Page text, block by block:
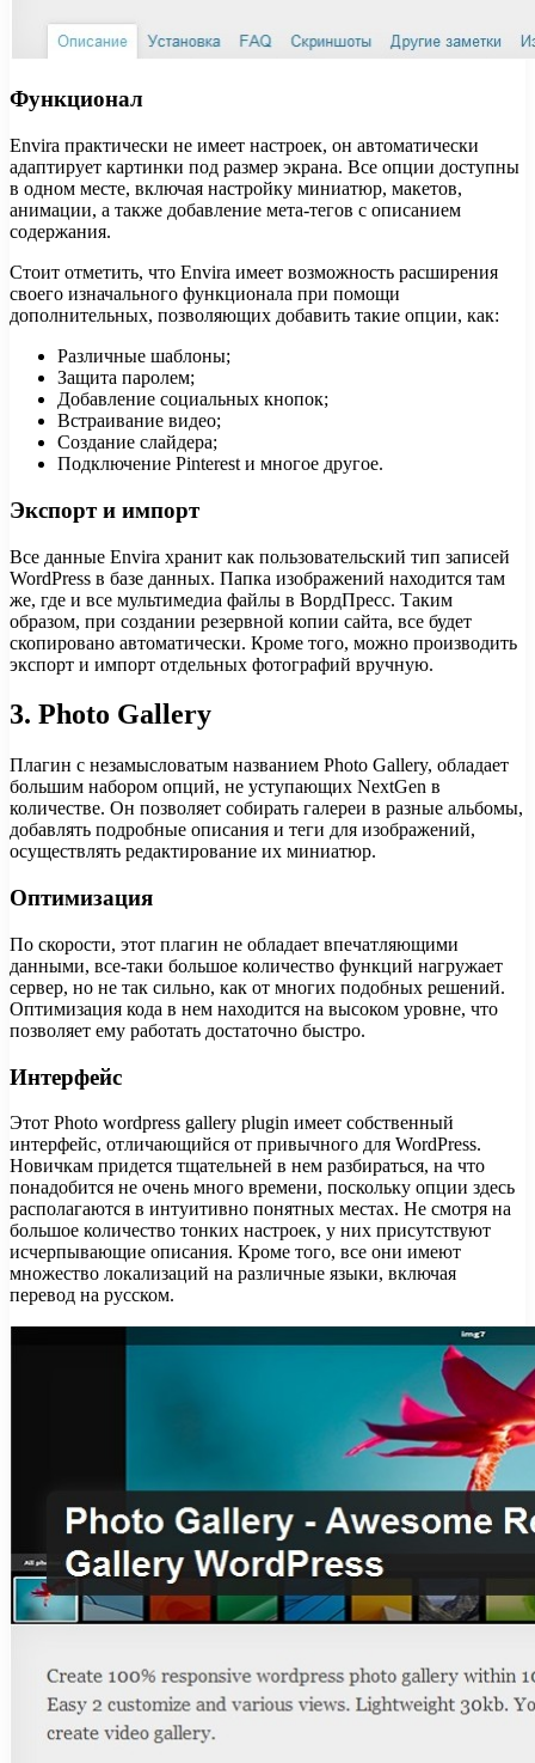
Функционал
Envira практически не имеет настроек, он автоматически
адаптирует картинки под размер экрана. Все опции доступны
в одном месте, включая настройку миниатюр, макетов,
анимации, а также добавление мета-тегов с описанием
содержания.
Стоит отметить, что Envira имеет возможность расширения
своего изначального функционала при помощи
дополнительных, позволяющих добавить такие опции, как:
Различные шаблоны;
Защита паролем;
Добавление социальных кнопок;
Встраивание видео;
Создание слайдера;
Подключение Pinterest и многое другое.
Экспорт и импорт
Все данные Envira хранит как пользовательский тип записей
WordPress в базе данных. Папка изображений находится там
же, где и все мультимедиа файлы в ВордПресс. Таким
образом, при создании резервной копии сайта, все будет
скопировано автоматически. Кроме того, можно производить
экспорт и импорт отдельных фотографий вручную.
3. Photo Gallery
Плагин с незамысловатым названием Photo Gallery, обладает
большим набором опций, не уступающих NextGen в
количестве. Он позволяет собирать галереи в разные альбомы,
добавлять подробные описания и теги для изображений,
осуществлять редактирование их миниатюр.
Оптимизация
По скорости, этот плагин не обладает впечатляющими
данными, все-таки большое количество функций нагружает
сервер, но не так сильно, как от многих подобных решений.
Оптимизация кода в нем находится на высоком уровне, что
позволяет ему работать достаточно быстро.
Интерфейс
Этот Photo wordpress gallery plugin имеет собственный
интерфейс, отличающийся от привычного для WordPress.
Новичкам придется тщательней в нем разбираться, на что
понадобится не очень много времени, поскольку опции здесь
располагаются в интуитивно понятных местах. Не смотря на
большое количество тонких настроек, у них присутствуют
исчерпывающие описания. Кроме того, все они имеют
множество локализаций на различные языки, включая
перевод на русском.